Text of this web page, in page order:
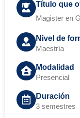
Título que
Magister en
Nivel de
Maestría
Modalidad
Presencial
Duración
3 semestres